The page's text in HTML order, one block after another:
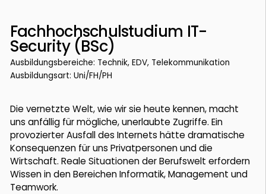
Fachhochschulstudium IT-
Security (BSc)
Ausbildungsbereiche: Technik, EDV, Telekommunikation
Ausbildungsart: Uni/FH/PH
Die vernetzte Welt, wie wir sie heute kennen, macht
uns anfällig für mögliche, unerlaubte Zugriffe. Ein
provozierter Ausfall des Internets hätte dramatische
Konsequenzen für uns Privatpersonen und die
Wirtschaft. Reale Situationen der Berufswelt erfordern
Wissen in den Bereichen Informatik, Management und
Teamwork.